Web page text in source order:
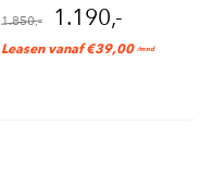
1.850,- 1.190,-
Leasen vanaf €39,00 /mnd